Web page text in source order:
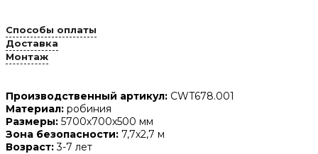
Способы оплаты
Доставка
Монтаж
Производственный артикул: CWT678.001
Материал: робиния
Размеры: 5700х700х500 мм
Зона безопасности: 7,7х2,7 м
Возраст:3-7 лет